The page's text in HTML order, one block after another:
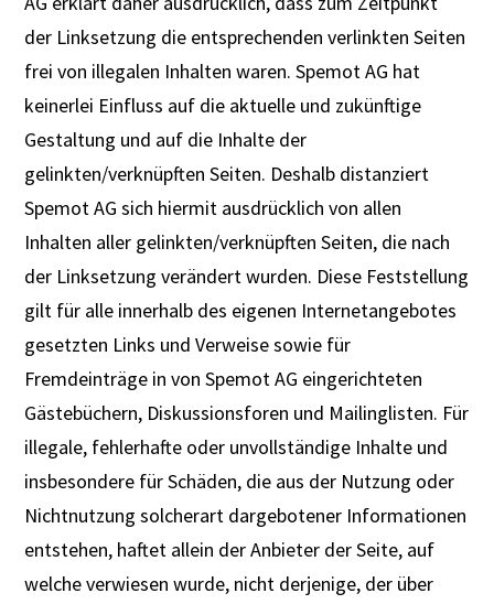
der Linksetzung die entsprechenden verlinkten Seiten
frei von illegalen Inhalten waren. Spemot AG hat
keinerlei Einfluss auf die aktuelle und zukünftige
Gestaltung und auf die Inhalte der
gelinkten/verknüpften Seiten. Deshalb distanziert
Spemot AG sich hiermit ausdrücklich von allen
Inhalten aller gelinkten/verknüpften Seiten, die nach
der Linksetzung verändert wurden. Diese Feststellung
gilt für alle innerhalb des eigenen Internetangebotes
gesetzten Links und Verweise sowie für
Fremdeinträge in von Spemot AG eingerichteten
Gästebüchern, Diskussionsforen und Mailinglisten. Für
illegale, fehlerhafte oder unvollständige Inhalte und
insbesondere für Schäden, die aus der Nutzung oder
Nichtnutzung solcherart dargebotener Informationen
entstehen, haftet allein der Anbieter der Seite, auf
welche verwiesen wurde, nicht derjenige, der über